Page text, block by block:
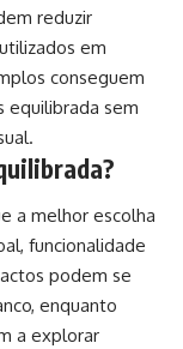
reduzir
em
conseguem
equilibrada sem
a melhor escolha
funcionalidade
podem se
enquanto
a explorar